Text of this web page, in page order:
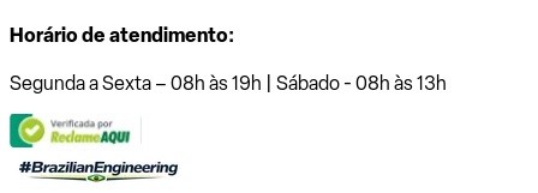
Horário de atendimento:
Segunda a Sexta – 08h às 19h | Sábado - 08h às 13h